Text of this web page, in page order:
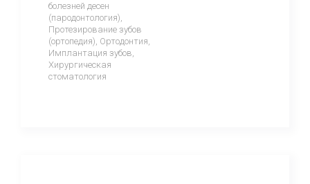
болезней десен
(пародонтология),
Протезирование зубов
(ортопедия), Ортодонтия,
Имплантация зубов,
Хирургическая
стоматология